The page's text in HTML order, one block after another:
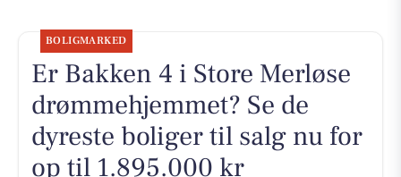
BOLIGMARKED
Er Bakken 4 i Store Merløse
drømmehjemmet? Se de
dyreste boliger til salg nu for
op til 1.895.000 kr